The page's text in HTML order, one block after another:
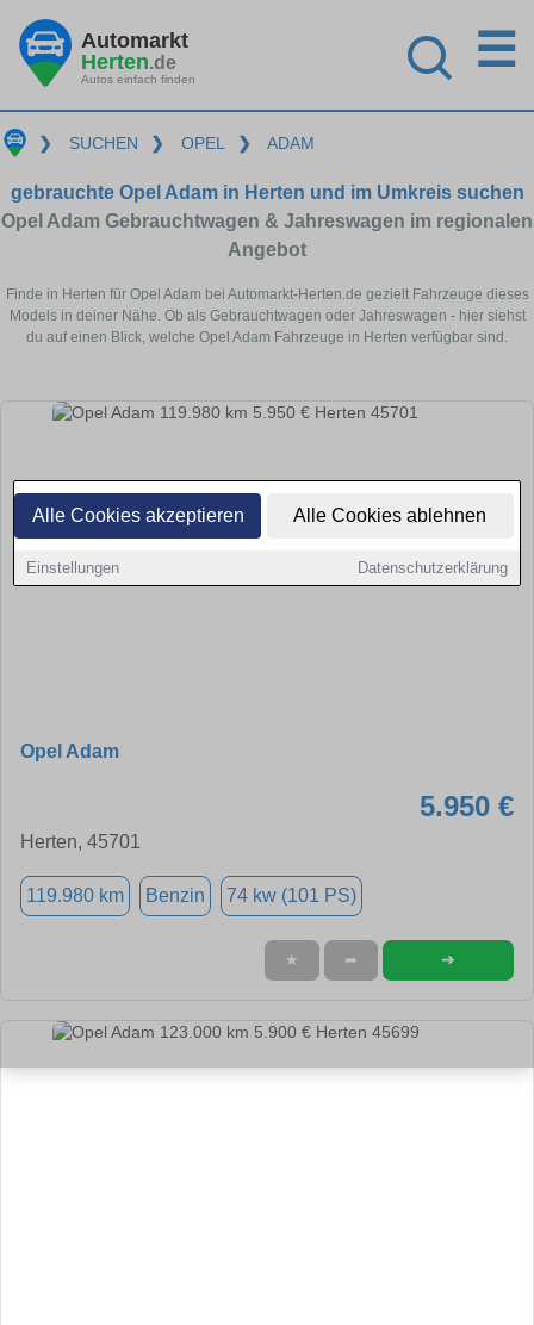
Alle Cookies akzeptieren Alle Cookies ablehnen
Einstellungen Datenschutzerklärung
Automarkt
Herten.de
Autos einfach finden
☰
❯ SUCHEN ❯ OPEL ❯ ADAM
gebrauchte Opel Adam in Herten und im Umkreis suchen
Opel Adam Gebrauchtwagen & Jahreswagen im regionalen
Angebot
Finde in Herten für Opel Adam bei Automarkt-Herten.de gezielt Fahrzeuge dieses
Models in deiner Nähe. Ob als Gebrauchtwagen oder Jahreswagen - hier siehst
du auf einen Blick, welche Opel Adam Fahrzeuge in Herten verfügbar sind.
Opel Adam
5.950 €
Herten, 45701
119.980 km Benzin 74 kw (101 PS)
★ ➦ ➜